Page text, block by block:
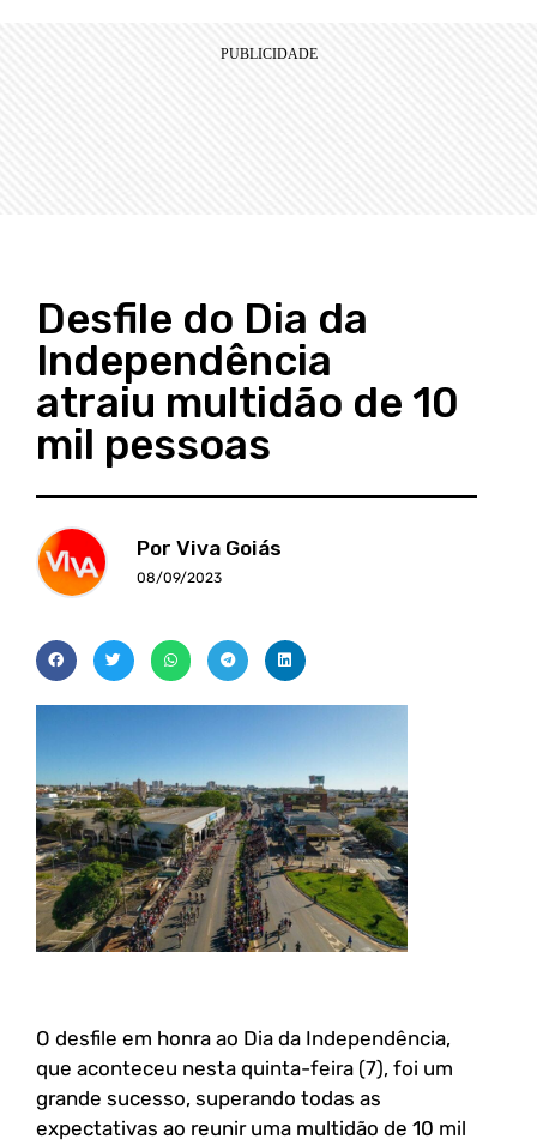
Desfile do Dia da
Independência
atraiu multidão de 10
mil pessoas
Por Viva Goiás
08/09/2023
O desfile em honra ao Dia da Independência,
que aconteceu nesta quinta-feira (7), foi um
grande sucesso, superando todas as
expectativas ao reunir uma multidão de 10 mil